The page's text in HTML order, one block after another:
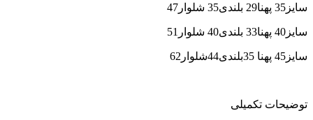
سایز35 پهنا29 بلندی35 شلوار47
سایز40 پهنا33 بلندی40 شلوار51
سایز45 پهنا 35بلندی44شلوار62
توضیحات تکمیلی